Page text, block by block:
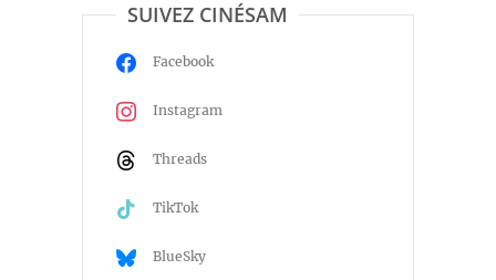
SUIVEZ CINÉSAM
Facebook
Instagram
Threads
TikTok
BlueSky